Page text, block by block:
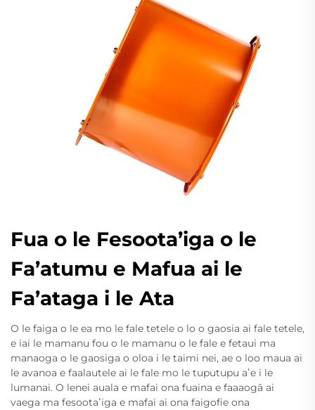
Fua o le Fesoota’iga o le
Fa’atumu e Mafua ai le
Fa’ataga i le Ata
O le faiga o le ea mo le fale tetele o lo o gaosia ai fale tetele,
e iai le mamanu fou o le mamanu o le fale e fetaui ma
manaoga o le gaosiga o oloa i le taimi nei, ae o loo maua ai
le avanoa e faalautele ai le fale mo le tuputupu aʻe i le
lumanai. O lenei auala e mafai ona fuaina e faaaogā ai
vaega ma fesootaʻiga e mafai ai ona faigofie ona